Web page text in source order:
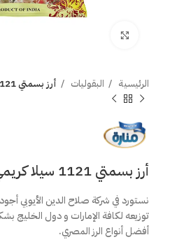
الرئيسية البقوليات أرز بسمتي 1121 سيلا كريمي 10 كغ
أرز بسمتي 1121 سيلا كريمي 10 كغ
نستورد في شركة صلاح الدين الأيوبي
توزيعه لكافة الإمارات و دول الخليج
أفضل أنواع الرز المصري.